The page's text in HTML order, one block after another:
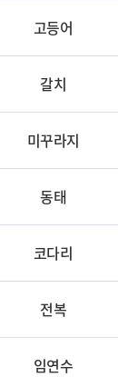
고등어
갈치
미꾸라지
동태
코다리
전복
임연수